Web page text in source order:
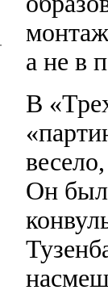
а не в
В
Он был